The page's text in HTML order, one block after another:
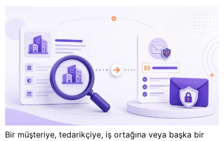
Bir müşteriye, tedarikçiye, iş ortağına veya başka bir